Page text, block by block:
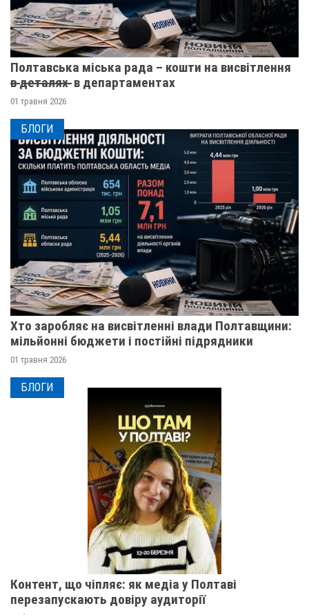
Полтавська міська рада – кошти на висвітлення
в̶ ̶д̶е̶т̶а̶л̶я̶х̶ ̶ в департаментах
01 травня 2026
БЛОГИ
Хто заробляє на висвітленні влади Полтавщини:
мільйонні бюджети і постійні підрядники
01 травня 2026
БЛОГИ
Контент, що чіпляє: як медіа у Полтаві
перезапускають довіру аудиторії